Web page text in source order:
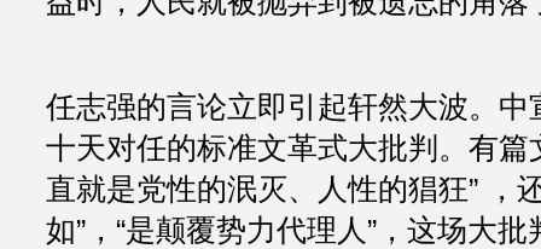
任志强的言论立即引起轩然大波。中
十天对任的标准文革式大批判。有篇
直就是党性的泯灭、人性的猖狂” ，
如”，“是颠覆势力代理人”，这场大